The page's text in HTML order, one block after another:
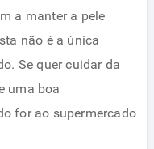
a manter a pele
não é a única
Se quer cuidar da
uma boa
for ao supermercado